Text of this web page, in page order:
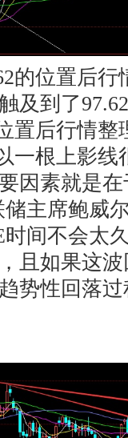
的位置后
及到了
置后行情
一根上影线
因素就是
主席鲍威
间不会太
且如果这
势性回落